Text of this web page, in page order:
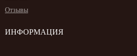
Отзывы
ИНФОРМАЦИЯ